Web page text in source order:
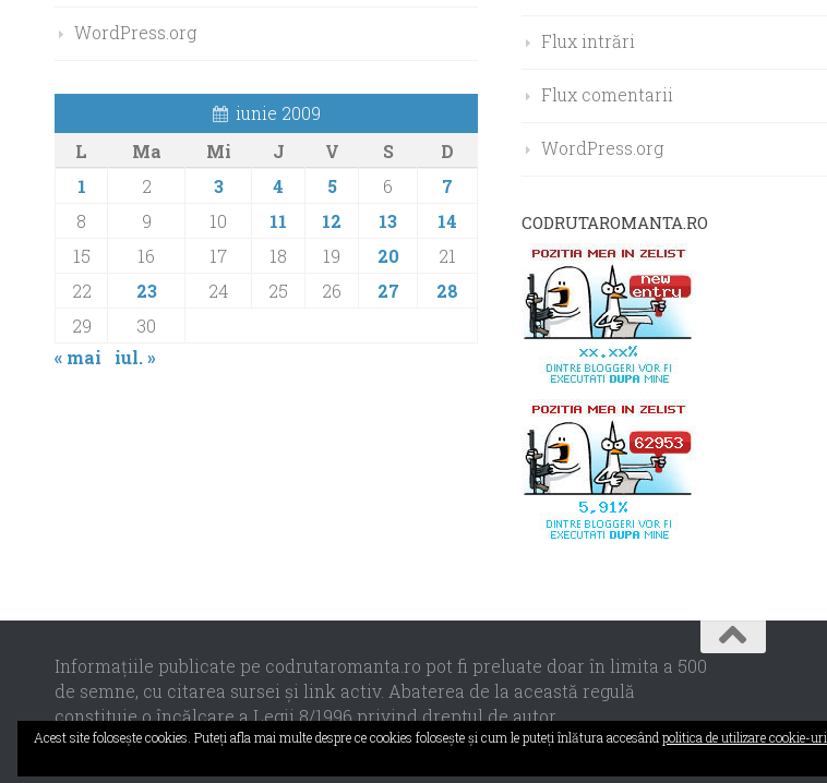
WordPress.org
iunie 2009
L
Ma Mi J V S
D
1
2 3 4 5 6
7
8
9 10 11 12 13
14
15
16 17 18 19 20
21
22
23 24 25 26 27
28
29
30
« mai
iul. »
Flux intrări
Flux comentarii
WordPress.org
CODRUTAROMANTA.RO
Informaţiile publicate pe codrutaromanta.ro pot fi preluate doar în limita a 500
de semne, cu citarea sursei şi link activ. Abaterea de la această regulă
constituie o încălcare a Legii 8/1996 privind dreptul de autor.
Propulsat de - Designed with theHueman theme
Acest site foloseşte cookies. Puteţi afla mai multe despre ce cookies foloseşte şi cum le puteţi înlătura accesând politica de utilizare cookie-uri